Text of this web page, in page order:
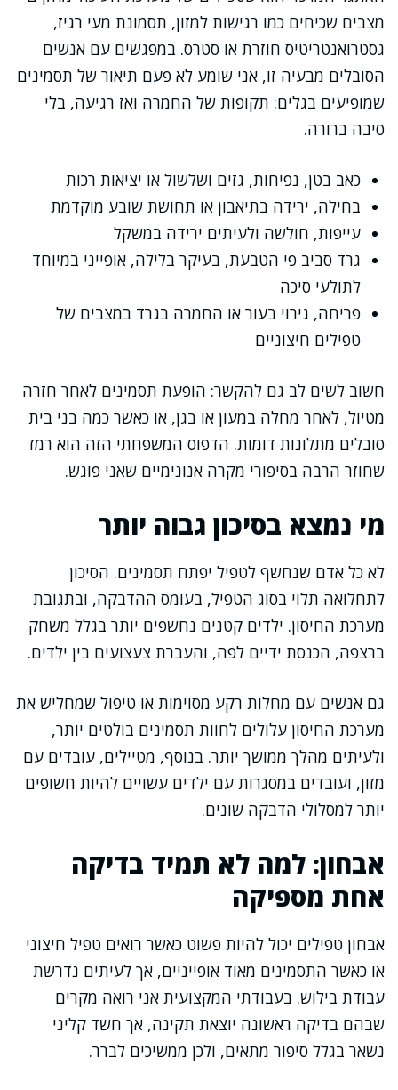
מצבים שכיחים כמו רגישות למזון, תסמונת מעי רגיז,
גסטרואנטריטיס חוזרת או סטרס. במפגשים עם אנשים
הסובלים מבעיה זו, אני שומע לא פעם תיאור של תסמינים
שמופיעים בגלים: תקופות של החמרה ואז רגיעה, בלי
סיבה ברורה.
כאב בטן, נפיחות, גזים ושלשול או יציאות רכות
בחילה, ירידה בתיאבון או תחושת שובע מוקדמת
עייפות, חולשה ולעיתים ירידה במשקל
גרד סביב פי הטבעת, בעיקר בלילה, אופייני במיוחד
לתולעי סיכה
פריחה, גירוי בעור או החמרה בגרד במצבים של
טפילים חיצוניים
חשוב לשים לב גם להקשר: הופעת תסמינים לאחר חזרה
מטיול, לאחר מחלה במעון או בגן, או כאשר כמה בני בית
סובלים מתלונות דומות. הדפוס המשפחתי הזה הוא רמז
שחוזר הרבה בסיפורי מקרה אנונימיים שאני פוגש.
מי נמצא בסיכון גבוה יותר
לא כל אדם שנחשף לטפיל יפתח תסמינים. הסיכון
לתחלואה תלוי בסוג הטפיל, בעומס ההדבקה, ובתגובת
מערכת החיסון. ילדים קטנים נחשפים יותר בגלל משחק
ברצפה, הכנסת ידיים לפה, והעברת צעצועים בין ילדים.
גם אנשים עם מחלות רקע מסוימות או טיפול שמחליש את
מערכת החיסון עלולים לחוות תסמינים בולטים יותר,
ולעיתים מהלך ממושך יותר. בנוסף, מטיילים, עובדים עם
מזון, ועובדים במסגרות עם ילדים עשויים להיות חשופים
יותר למסלולי הדבקה שונים.
אבחון: למה לא תמיד בדיקה
אחת מספיקה
אבחון טפילים יכול להיות פשוט כאשר רואים טפיל חיצוני
או כאשר התסמינים מאוד אופייניים, אך לעיתים נדרשת
עבודת בילוש. בעבודתי המקצועית אני רואה מקרים
שבהם בדיקה ראשונה יוצאת תקינה, אך חשד קליני
נשאר בגלל סיפור מתאים, ולכן ממשיכים לברר.